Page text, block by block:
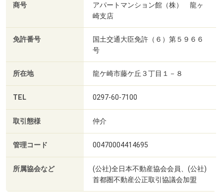
商号
アパートマンション館（株） 龍ヶ
崎支店
免許番号
国土交通大臣免許（６）第５９６６
号
所在地 龍ケ崎市藤ケ丘３丁目１－８
TEL 0297-60-7100
取引態様 仲介
管理コード 00470004414695
所属協会など
(公社)全日本不動産協会会員、(公社)
首都圏不動産公正取引協議会加盟